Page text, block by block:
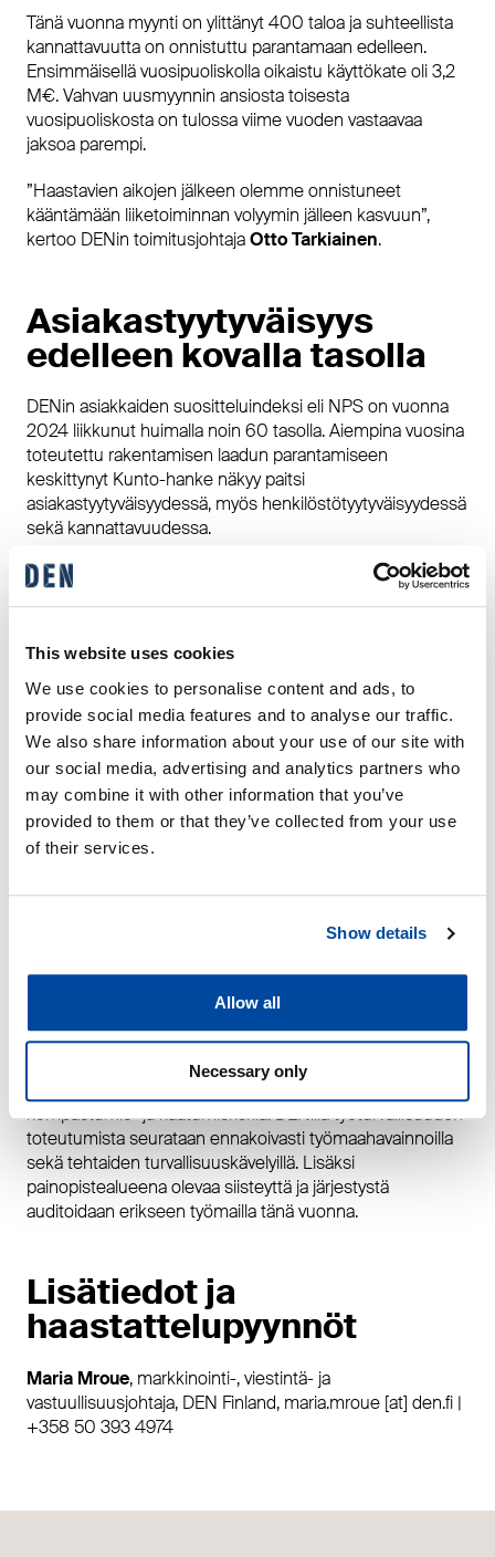
This website uses cookies
We use cookies to personalise content and ads, to
provide social media features and to analyse our traffic.
We also share information about your use of our site with
our social media, advertising and analytics partners who
may combine it with other information that you’ve
provided to them or that they’ve collected from your use
of their services.
Show details
Allow all
Necessary only
Tänä vuonna myynti on ylittänyt 400 taloa ja suhteellista
kannattavuutta on onnistuttu parantamaan edelleen.
Ensimmäisellä vuosipuoliskolla oikaistu käyttökate oli 3,2
M€. Vahvan uusmyynnin ansiosta toisesta
vuosipuoliskosta on tulossa viime vuoden vastaavaa
jaksoa parempi.
”Haastavien aikojen jälkeen olemme onnistuneet
kääntämään liiketoiminnan volyymin jälleen kasvuun”,
kertoo DENin toimitusjohtaja Otto Tarkiainen.
Asiakastyytyväisyys
edelleen kovalla tasolla
DENin asiakkaiden suositteluindeksi eli NPS on vuonna
2024 liikkunut huimalla noin 60 tasolla. Aiempina vuosina
toteutettu rakentamisen laadun parantamiseen
keskittynyt Kunto-hanke näkyy paitsi
asiakastyytyväisyydessä, myös henkilöstötyytyväisyydessä
sekä kannattavuudessa.
”On hienoa, että pitkäjänteinen parannustyömme näkyy
Työturvallisuudessa
saavutettu parannus
säilytetty
Työturvallisuuden eteen tehty pitkäjänteinen työ tuotti
tulosta jo viime vuonna ja tapaturmataajuus laski
kuvaa sairauslomaan johtaneiden tapaturmien määrää
suhteessa työtunteihin, kääntyi vuonna 2023 selvään
laskuun ja oli 7,1 (20,7). Lasku on jatkunut edelleen vuonna
2024 ja heinäkuussa lukema oli 6,1 (luku on
kumulatiivinen ja kuvaa edeltävää 12 kuukautta).
Vuoden 2024 DENin työturvallisuuden painopistealue on
työmaiden ja työpaikan siisteys ja järjestys. Työympäristön
kompastumis- ja kaatumisriskiä. DENillä työturvallisuuden
toteutumista seurataan ennakoivasti työmaahavainnoilla
sekä tehtaiden turvallisuuskävelyillä. Lisäksi
painopistealueena olevaa siisteyttä ja järjestystä
auditoidaan erikseen työmailla tänä vuonna.
Lisätiedot ja
haastattelupyynnöt
Maria Mroue, markkinointi-, viestintä- ja
vastuullisuusjohtaja, DEN Finland, maria.mroue [at] den.fi |
+358 50 393 4974